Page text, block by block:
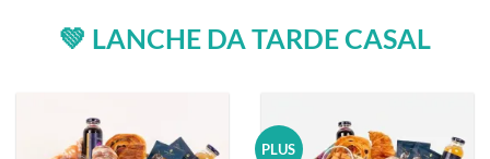
💚 LANCHE DA TARDE CASAL
PLUS